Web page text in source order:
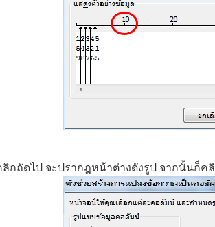
ลิกถัดไป จะปรากฎหน้าต่างดังรูป จากนั้นก็ค